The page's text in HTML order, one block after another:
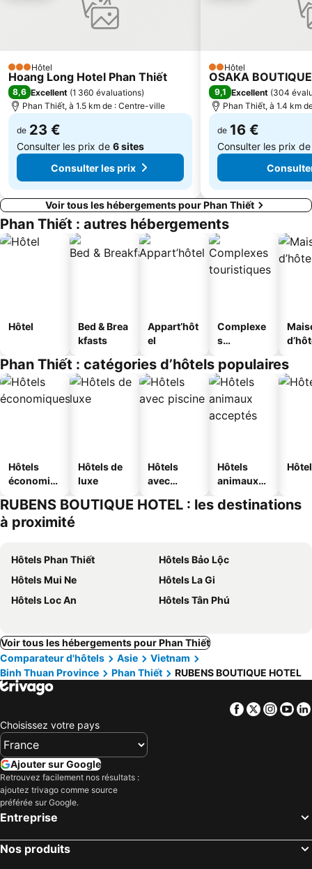
3 Étoiles
Hôtel
Hoang Long Hotel Phan Thiết
8,6 Excellent (1 360 évaluations)
Phan Thiết, à 1.5 km de : Centre-ville
de 23 €
Consulter les prix de 6 sites
Consulter les prix
2 Étoiles
Hôtel
OSAKA
9,1 Excellent (304
Phan Thiết, à 1.4 km
de 16 €
Consulter les prix
Voir tous les hébergements pour Phan Thiết
Phan Thiết : autres hébergements
Hôtel
Bed & Brea
kfasts
Appart’hôt
el
Complexe
s
s
Phan Thiết : catégories d’hôtels populaires
Hôtels
économiq
Hôtels de
luxe
Hôtels
avec
Hôtels
animaux
RUBENS BOUTIQUE HOTEL : les destinations
à proximité
Hôtels Phan Thiết
Hôtels Bảo Lộc
Hôtels Mui Ne
Hôtels La Gi
Hôtels Loc An
Hôtels Tân Phú
Voir tous les hébergements pour Phan Thiết
Comparateur d'hôtels
Asie
Vietnam
Binh Thuan Province
Phan Thiết RUBENS BOUTIQUE HOTEL
Facebook
Twitter
Choisissez votre pays
Ajouter sur Google
Retrouvez facilement nos résultats :
ajoutez trivago comme source
préférée sur Google.
Entreprise
Nos produits